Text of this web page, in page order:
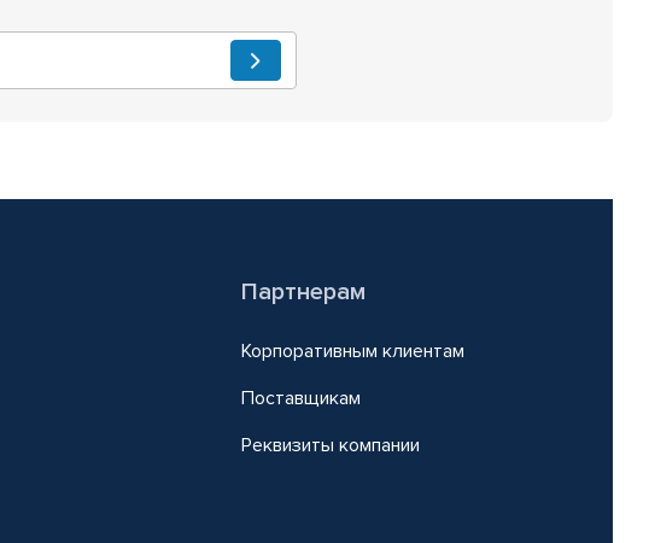
Партнерам
Корпоративным клиентам
Поставщикам
Реквизиты компании